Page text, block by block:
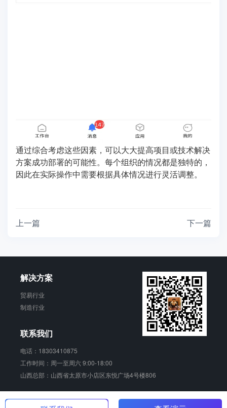
通过综合考虑这些因素，可以大大提高项目或技术解决
方案成功部署的可能性。每个组织的情况都是独特的，
因此在实际操作中需要根据具体情况进行灵活调整。
上一篇 下一篇
解决方案
贸易行业
制造行业
联系我们
电话：18303410875
工作时间：周一至周六 9:00-18:00
山西总部：山西省太原市小店区东悦广场4号楼806
青动 版权所有